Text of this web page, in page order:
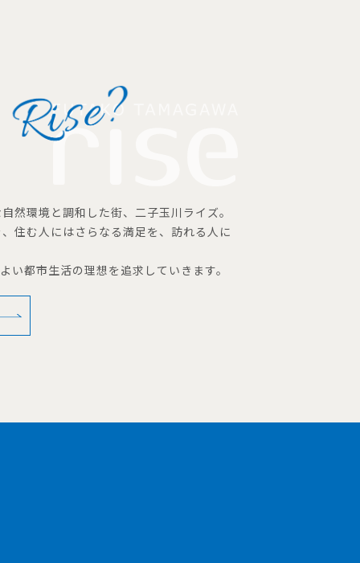
然環境と調和した街、二子玉川ライズ。
住む人にはさらなる満足を、訪れる人に
い都市生活の理想を追求していきます。